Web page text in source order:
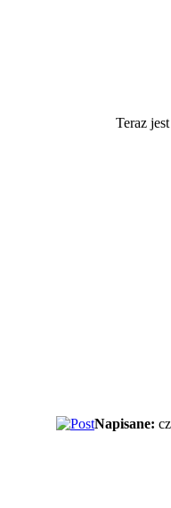
Teraz
Napisane: